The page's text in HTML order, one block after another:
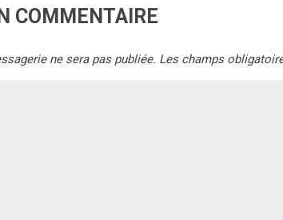
COMMENTAIRE
ne sera pas publiée. Les champs